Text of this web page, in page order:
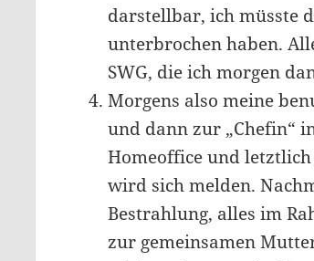
darstellbar, ich müsste
unterbrochen haben.
SWG, die ich morgen
Morgens also meine
und dann zur „Chefin“
Homeoffice und
wird sich melden.
Bestrahlung, alles im
zur gemeinsamen